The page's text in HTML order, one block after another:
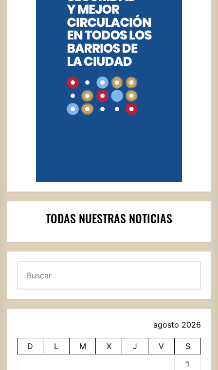
TODAS NUESTRAS NOTICIAS
agosto 2026
D L M X J V
S
1